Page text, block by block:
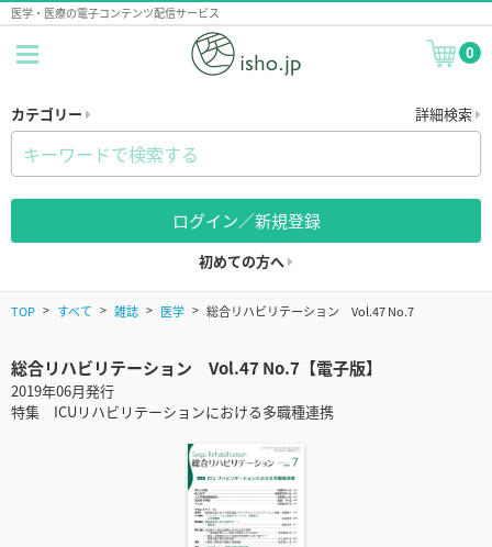
医学・医療の電子コンテンツ配信サービス
0
カテゴリー 詳細検索
ログイン／新規登録
初めての方へ
TOP すべて 雑誌 医学 総合リハビリテーション Vol.47 No.7
総合リハビリテーション Vol.47 No.7【電子版】
2019年06月発行
特集 ICUリハビリテーションにおける多職種連携